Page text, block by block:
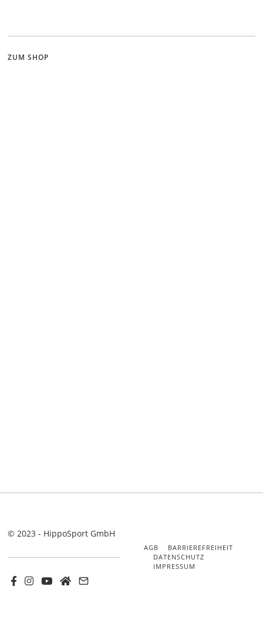
ZUM SHOP
© 2023 - HippoSport GmbH
AGB
BARRIEREFREIHEIT
DATENSCHUTZ
IMPRESSUM